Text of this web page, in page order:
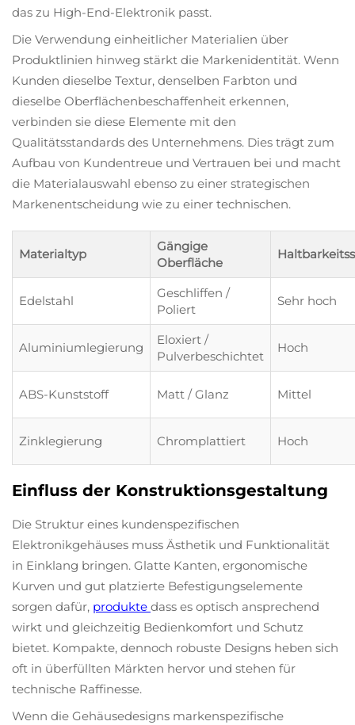
das zu High-End-Elektronik passt.
Die Verwendung einheitlicher Materialien über
Produktlinien hinweg stärkt die Markenidentität. Wenn
Kunden dieselbe Textur, denselben Farbton und
dieselbe Oberflächenbeschaffenheit erkennen,
verbinden sie diese Elemente mit den
Qualitätsstandards des Unternehmens. Dies trägt zum
Aufbau von Kundentreue und Vertrauen bei und macht
die Materialauswahl ebenso zu einer strategischen
Markenentscheidung wie zu einer technischen.
Materialtyp
Gängige
Oberfläche
Edelstahl
Geschliffen /
Poliert
Sehr hoch
Aluminiumlegierung
Eloxiert /
Pulverbeschichtet
Hoch
ABS-Kunststoff Matt / Glanz Mittel
Zinklegierung Chromplattiert Hoch
Einfluss der Konstruktionsgestaltung
Die Struktur eines kundenspezifischen
Elektronikgehäuses muss Ästhetik und Funktionalität
in Einklang bringen. Glatte Kanten, ergonomische
Kurven und gut platzierte Befestigungselemente
sorgen dafür, produkte dass es optisch ansprechend
wirkt und gleichzeitig Bedienkomfort und Schutz
bietet. Kompakte, dennoch robuste Designs heben sich
oft in überfüllten Märkten hervor und stehen für
technische Raffinesse.
Wenn die Gehäusedesigns markenspezifische